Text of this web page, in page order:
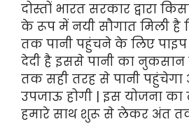
दोस्तों भारत सरकार द्वारा
के रूप में नयी सौगात मिली है
तक पानी पहुंचने के लिए
देदी है इससे पानी का
तक सही तरह से पानी
उपजाऊ होगी | इस योजना
हमारे साथ शुरू से लेकर अंत